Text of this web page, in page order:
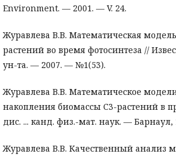
Environment. — 2001. — V. 24.
Журавлева В.В. Математическая
растений во время фотосинтеза //
ун-та. — 2007. — №1(53).
Журавлева В.В. Математическое
накопления биомассы С3-растений в
дис. ... канд. физ.-мат. наук. — Барнаул,
Журавлева В.В. Качественный анализ